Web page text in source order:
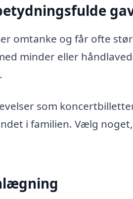
omtanke og får ofte
minder eller
som
i familien. Vælg